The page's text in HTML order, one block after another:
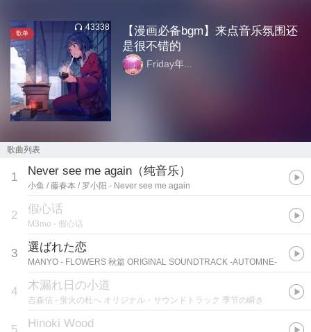
歌单
43338
【漫画必备bgm】来点音乐氛围还
是很不错的
Friday年...
歌曲列表
1 Never see me again（纯音乐）
小鱼 / 藤春本 / 罗小阳 - Never see me again
2 假心话
M3mo - 假心话
3 選ばれた恋
MANYO - FLOWERS 秋篇 ORIGINAL SOUNDTRACK -AUTOMNE-
4 木漏れ日の小道
吉森信 - 蛍火の杜へ オリジナル・サウンドトラック 季节の瞬き
Hinoki Wood